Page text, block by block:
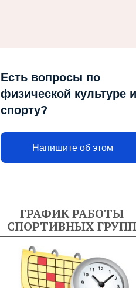
Есть вопросы по
физической культуре и
спорту?
Напишите об этом
ГРАФИК РАБОТЫ
СПОРТИВНЫХ ГРУПП